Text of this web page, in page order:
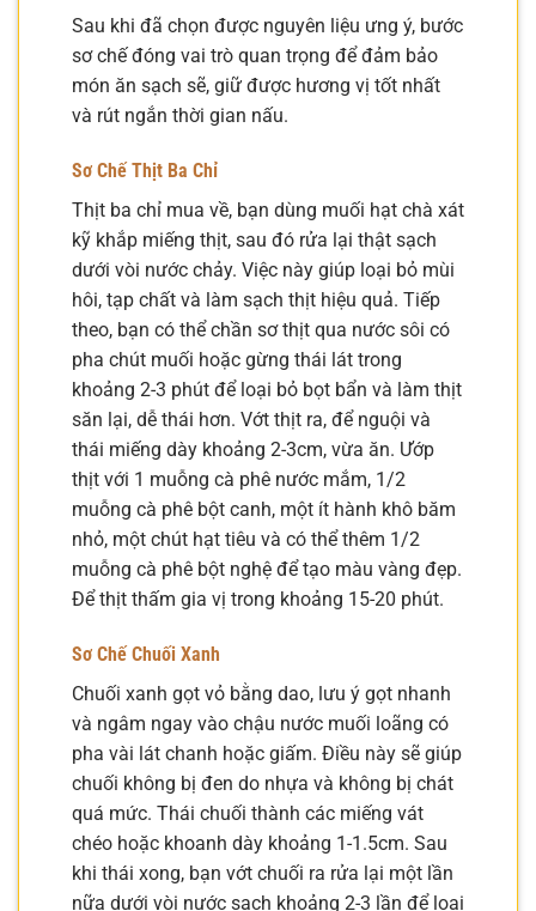
Sau khi đã chọn được nguyên liệu ưng ý, bước
sơ chế đóng vai trò quan trọng để đảm bảo
món ăn sạch sẽ, giữ được hương vị tốt nhất
và rút ngắn thời gian nấu.
Sơ Chế Thịt Ba Chỉ
Thịt ba chỉ mua về, bạn dùng muối hạt chà xát
kỹ khắp miếng thịt, sau đó rửa lại thật sạch
dưới vòi nước chảy. Việc này giúp loại bỏ mùi
hôi, tạp chất và làm sạch thịt hiệu quả. Tiếp
theo, bạn có thể chần sơ thịt qua nước sôi có
pha chút muối hoặc gừng thái lát trong
khoảng 2-3 phút để loại bỏ bọt bẩn và làm thịt
săn lại, dễ thái hơn. Vớt thịt ra, để nguội và
thái miếng dày khoảng 2-3cm, vừa ăn. Ướp
thịt với 1 muỗng cà phê nước mắm, 1/2
muỗng cà phê bột canh, một ít hành khô băm
nhỏ, một chút hạt tiêu và có thể thêm 1/2
muỗng cà phê bột nghệ để tạo màu vàng đẹp.
Để thịt thấm gia vị trong khoảng 15-20 phút.
Sơ Chế Chuối Xanh
Chuối xanh gọt vỏ bằng dao, lưu ý gọt nhanh
và ngâm ngay vào chậu nước muối loãng có
pha vài lát chanh hoặc giấm. Điều này sẽ giúp
chuối không bị đen do nhựa và không bị chát
quá mức. Thái chuối thành các miếng vát
chéo hoặc khoanh dày khoảng 1-1.5cm. Sau
khi thái xong, bạn vớt chuối ra rửa lại một lần
nữa dưới vòi nước sạch khoảng 2-3 lần để loại